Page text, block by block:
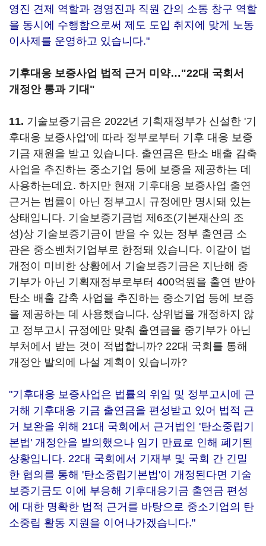
영진 견제 역할과 경영진과 직원 간의 소통 창구 역할
을 동시에 수행함으로써 제도 도입 취지에 맞게 노동
이사제를 운영하고 있습니다."
기후대응 보증사업 법적 근거 미약…"22대 국회서
개정안 통과 기대"
11. 기술보증기금은 2022년 기획재정부가 신설한 '기
후대응 보증사업'에 따라 정부로부터 기후 대응 보증
기금 재원을 받고 있습니다. 출연금은 탄소 배출 감축
사업을 추진하는 중소기업 등에 보증을 제공하는 데
사용하는데요. 하지만 현재 기후대응 보증사업 출연
근거는 법률이 아닌 정부고시 규정에만 명시돼 있는
상태입니다. 기술보증기금법 제6조(기본재산의 조
성)상 기술보증기금이 받을 수 있는 정부 출연금 소
관은 중소벤처기업부로 한정돼 있습니다. 이같이 법
개정이 미비한 상황에서 기술보증기금은 지난해 중
기부가 아닌 기획재정부로부터 400억원을 출연 받아
탄소 배출 감축 사업을 추진하는 중소기업 등에 보증
을 제공하는 데 사용했습니다. 상위법을 개정하지 않
고 정부고시 규정에만 맞춰 출연금을 중기부가 아닌
부처에서 받는 것이 적법합니까? 22대 국회를 통해
개정안 발의에 나설 계획이 있습니까?
"기후대응 보증사업은 법률의 위임 및 정부고시에 근
거해 기후대응 기금 출연금을 편성받고 있어 법적 근
거 보완을 위해 21대 국회에서 근거법인 '탄소중립기
본법' 개정안을 발의했으나 임기 만료로 인해 폐기된
상황입니다. 22대 국회에서 기재부 및 국회 간 긴밀
한 협의를 통해 '탄소중립기본법'이 개정된다면 기술
보증기금도 이에 부응해 기후대응기금 출연금 편성
에 대한 명확한 법적 근거를 바탕으로 중소기업의 탄
소중립 활동 지원을 이어나가겠습니다."